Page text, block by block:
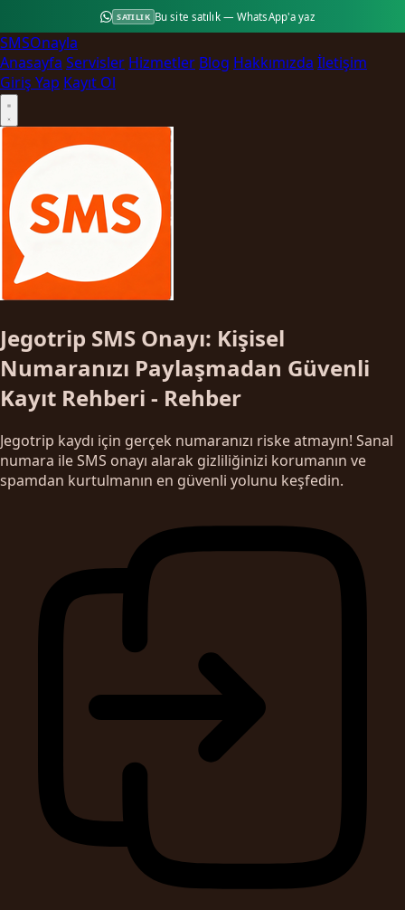
SATILIK Bu site satılık — WhatsApp'a yaz
SMSOnayla
Anasayfa Servisler Hizmetler Blog Hakkımızda İletişim
Giriş Yap Kayıt Ol
Jegotrip SMS Onayı: Kişisel
Numaranızı Paylaşmadan Güvenli
Kayıt Rehberi - Rehber
Jegotrip kaydı için gerçek numaranızı riske atmayın! Sanal
numara ile SMS onayı alarak gizliliğinizi korumanın ve
spamdan kurtulmanın en güvenli yolunu keşfedin.